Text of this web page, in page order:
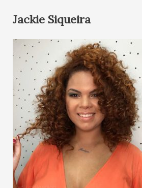
Jackie Siqueira